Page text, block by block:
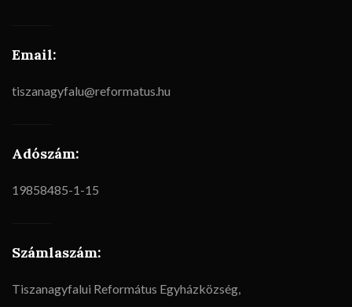
Email:
tiszanagyfalu@reformatus.hu
Adószám:
19858485-1-15
Számlaszám:
Tiszanagyfalui Református Egyházközség,